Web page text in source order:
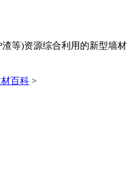
等)资源综合利用的新型墙材
百科 >